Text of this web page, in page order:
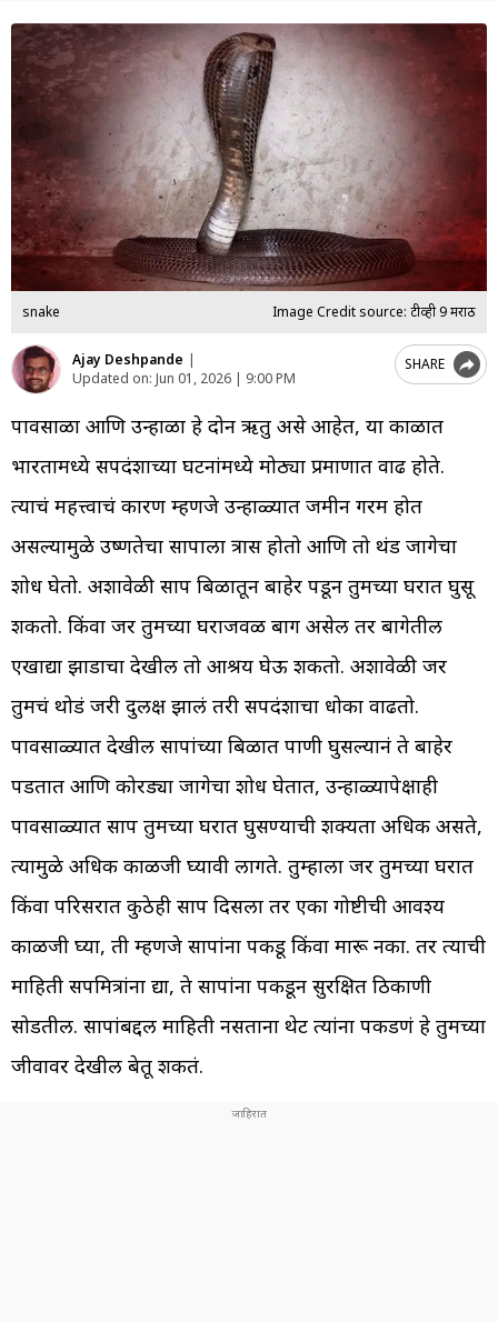
snake Image Credit source: टीव्ही 9 मराठी
Ajay Deshpande |
Updated on: Jun 01, 2026 | 9:00 PM
SHARE
पावसाळा आणि उन्हाळा हे दोन ऋतु असे आहेत, या काळात
भारतामध्ये सर्पदंशाच्या घटनांमध्ये मोठ्या प्रमाणात वाढ होते.
त्याचं महत्त्वाचं कारण म्हणजे उन्हाळ्यात जमीन गरम होत
असल्यामुळे उष्णतेचा सापाला त्रास होतो आणि तो थंड जागेचा
शोध घेतो. अशावेळी साप बिळातून बाहेर पडून तुमच्या घरात घुसू
शकतो. किंवा जर तुमच्या घराजवळ बाग असेल तर बागेतील
एखाद्या झाडाचा देखील तो आश्रय घेऊ शकतो. अशावेळी जर
तुमचं थोडं जरी दुर्लक्ष झालं तरी सर्पदंशाचा धोका वाढतो.
पावसाळ्यात देखील सापांच्या बिळात पाणी घुसल्यानं ते बाहेर
पडतात आणि कोरड्या जागेचा शोध घेतात, उन्हाळ्यापेक्षाही
पावसाळ्यात साप तुमच्या घरात घुसण्याची शक्यता अधिक असते,
त्यामुळे अधिक काळजी घ्यावी लागते. तुम्हाला जर तुमच्या घरात
किंवा परिसरात कुठेही साप दिसला तर एका गोष्टीची आवश्य
काळजी घ्या, ती म्हणजे सापांना पकडू किंवा मारू नका. तर त्याची
माहिती सर्पमित्रांना द्या, ते सापांना पकडून सुरक्षित ठिकाणी
सोडतील. सापांबद्दल माहिती नसताना थेट त्यांना पकडणं हे तुमच्या
जीवावर देखील बेतू शकतं.